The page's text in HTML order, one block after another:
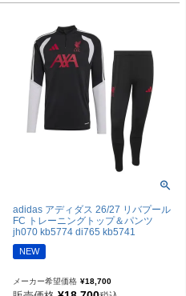
adidas アディダス 26/27 リバプール
FC トレーニングトップ＆パンツ
jh070 kb5774 di765 kb5741
NEW
メーカー希望価格 ¥18,700